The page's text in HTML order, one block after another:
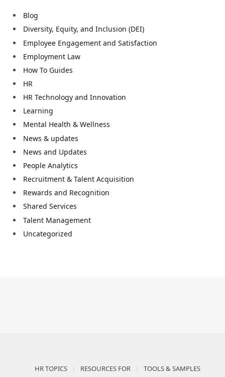
Blog
Diversity, Equity, and Inclusion (DEI)
Employee Engagement and Satisfaction
Employment Law
How To Guides
HR
HR Technology and Innovation
Learning
Mental Health & Wellness
News & updates
News and Updates
People Analytics
Recruitment & Talent Acquisition
Rewards and Recognition
Shared Services
Talent Management
Uncategorized
HR TOPICS RESOURCES FOR
TOOLS & SAMPLES